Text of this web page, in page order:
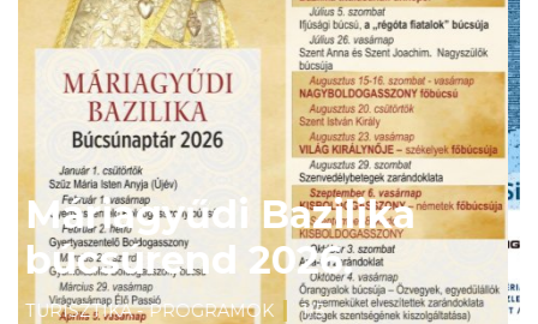
Siklósi Szalon 2026.
TURISZTIKA - PROGRAMOK 2/5